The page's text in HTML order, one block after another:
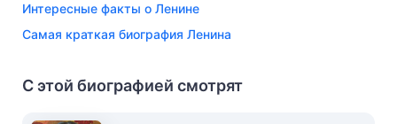
Интересные факты о Ленине
Самая краткая биография Ленина
С этой биографией смотрят